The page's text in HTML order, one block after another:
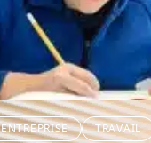
ENTREPRISE TRAVAIL